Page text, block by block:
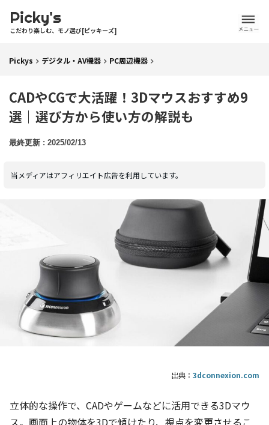
Picky's
こだわり楽しむ、モノ選び[ピッキーズ]
Pickys デジタル・AV機器 PC周辺機器
CADやCGで大活躍！3Dマウスおすすめ9
選｜選び方から使い方の解説も
2025/02/13
当メディアはアフィリエイト広告を利用しています。
出典： 3dconnexion.com
立体的な操作で、CADやゲームなどに活用できる3Dマウ
ス。画面上の物体を3Dで傾けたり、視点を変更させるこ